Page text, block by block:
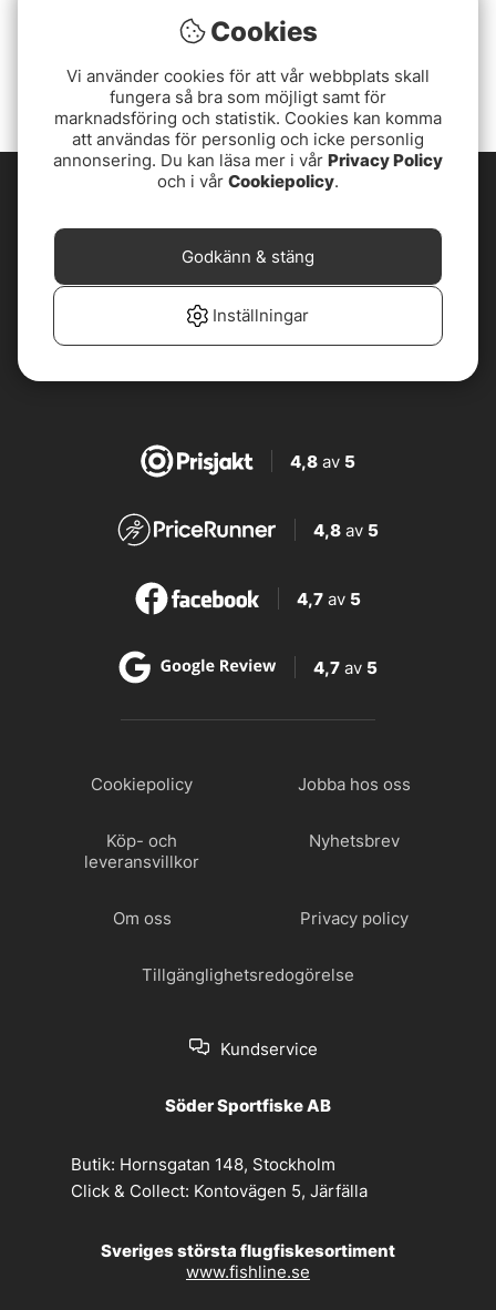
Hot Spot Mini Flasher 8''
Bead 11,5 cm, 27g
4,8av 5
4,8 av 5
4,7 av 5
4,7 av 5
Cookiepolicy Jobba hos oss
Köp- och
leveransvillkor
Nyhetsbrev
Om oss Privacy policy
Tillgänglighetsredogörelse
Kundservice
Söder Sportfiske AB
Butik: Hornsgatan 148, Stockholm
Click & Collect: Kontovägen 5, Järfälla
Sveriges största flugfiskesortiment
www.fishline.se
Cookies
Vi använder cookies för att vår webbplats skall
fungera så bra som möjligt samt för
marknadsföring och statistik. Cookies kan komma
att användas för personlig och icke personlig
annonsering. Du kan läsa mer i vår Privacy Policy
och i vår Cookiepolicy.
Inställningar
Godkänn & stäng